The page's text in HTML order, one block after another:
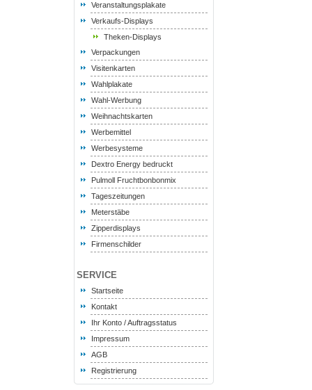
Veranstaltungsplakate
Verkaufs-Displays
Theken-Displays
Verpackungen
Visitenkarten
Wahlplakate
Wahl-Werbung
Weihnachtskarten
Werbemittel
Werbesysteme
Dextro Energy bedruckt
Pulmoll Fruchtbonbonmix
Tageszeitungen
Meterstäbe
Zipperdisplays
Firmenschilder
SERVICE
Startseite
Kontakt
Ihr Konto / Auftragsstatus
Impressum
AGB
Registrierung